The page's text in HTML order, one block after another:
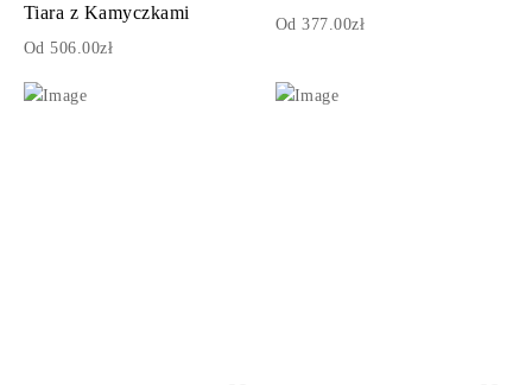
Tiara z Kamyczkami
Od 506.00zł
Od 377.00zł